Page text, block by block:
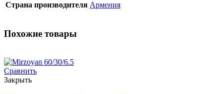
Страна производителя Армения
Похожие товары
Сравнить
Закрыть